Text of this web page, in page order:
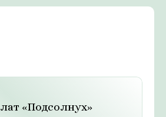
«Подсолнух»